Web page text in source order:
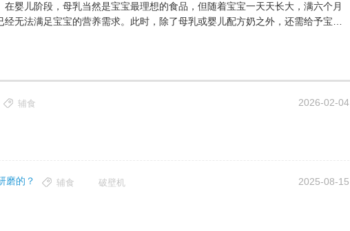
在婴儿阶段，母乳当然是宝宝最理想的食品，但随着宝宝一天天长大，满六个月
无法满足宝宝的营养需求。此时，除了母乳或婴儿配方奶之外，还需给予宝宝
2026-02-04
辅食
磨的？ 2025-08-15
辅食 破壁机